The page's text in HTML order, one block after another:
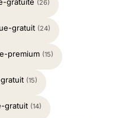
gratuite (26)
gratuit (24)
premium (15)
(15)
gratuit (14)